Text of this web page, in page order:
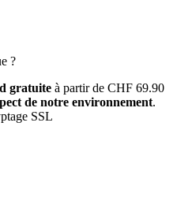
?
gratuite à partir de CHF 69.90
de notre environnement.
SSL